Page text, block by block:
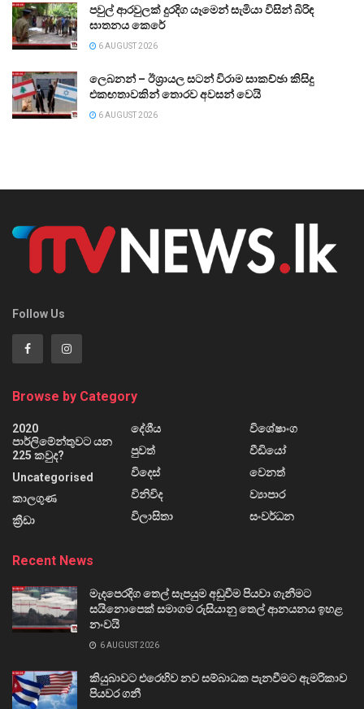
පවුල් ආරවුලක් දුරදිග යෑමෙන් සැමියා විසින් බිරිඳ
ඝාතනය කෙරේ
6 AUGUST 2026
ලෙබනන් – ඊශ්‍රායල සටන් විරාම සාකච්ඡා කිසිදු
එකඟතාවකින් තොරව අවසන් වෙයි
6 AUGUST 2026
Follow Us
Browse by Category
2020
පාර්ලිමේන්තුවට යන
225 කවුද?
Uncategorised
කාලගුණ
ක්‍රීඩා
දේශීය
පුවත්
විදෙස්
විනිවිද
විලාසිතා
විශේෂාංග
වීඩියෝ
වෙනත්
ව්‍යාපාර
සංවර්ධන
Recent News
මැදපෙරදිග තෙල් සැපයුම අඩුවීම පියවා ගැනීමට
සයිනොපෙක් සමාගම රුසියානු තෙල් ආනයනය ඉහළ
නංවයි
6 AUGUST 2026
කියුබාවට එරෙහිව නව සම්බාධක පැනවීමට ඇමරිකාව
පියවර ගනී